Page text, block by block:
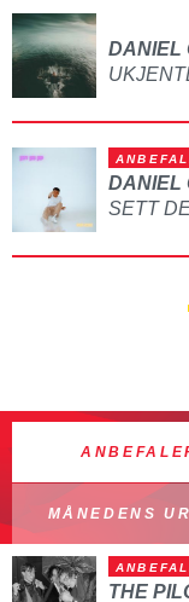
DANIEL
DANIEL
SETT
MÅNEDENS
THE